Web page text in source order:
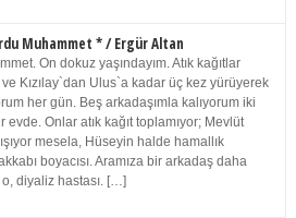
Muhammet * / Ergür Altan
On dokuz yaşındayım. Atık kağıtlar
Kızılay`dan Ulus`a kadar üç kez yürüyerek
her gün. Beş arkadaşımla kalıyorum iki
evde. Onlar atık kağıt toplamıyor; Mevlüt
mesela, Hüseyin halde hamallık
boyacısı. Aramıza bir arkadaş daha
o, diyaliz hastası. […]